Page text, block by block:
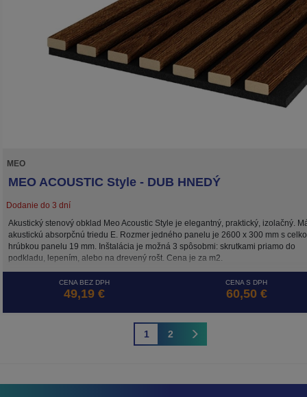
MEO
MEO ACOUSTIC Style - DUB HNEDÝ
Dodanie do 3 dní
Akustický stenový obklad Meo Acoustic Style je elegantný, praktický, izolačný.
akustickú absorpčnú triedu E. Rozmer jedného panelu je 2600 x 300 mm s
hrúbkou panelu 19 mm. Inštalácia je možná 3 spôsobmi: skrutkami priamo do
podkladu, lepením, alebo na drevený rošt. Cena je za m2.
CENA BEZ DPH
49,19 €
CENA S DPH
60,50 €
1 2